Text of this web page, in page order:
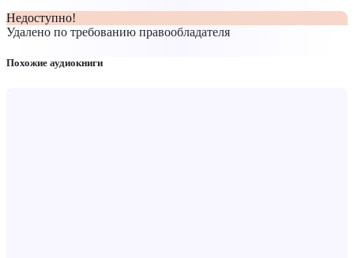
Недоступно!
Удалено по требованию правообладателя
Похожие аудиокниги